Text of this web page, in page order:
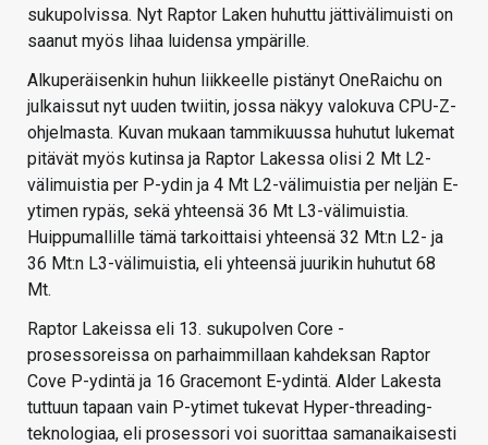
sukupolvissa. Nyt Raptor Laken huhuttu jättivälimuisti on
saanut myös lihaa luidensa ympärille.
Alkuperäisenkin huhun liikkeelle pistänyt OneRaichu on
julkaissut nyt uuden twiitin, jossa näkyy valokuva CPU-Z-
ohjelmasta. Kuvan mukaan tammikuussa huhutut lukemat
pitävät myös kutinsa ja Raptor Lakessa olisi 2 Mt L2-
välimuistia per P-ydin ja 4 Mt L2-välimuistia per neljän E-
ytimen rypäs, sekä yhteensä 36 Mt L3-välimuistia.
Huippumallille tämä tarkoittaisi yhteensä 32 Mt:n L2- ja
36 Mt:n L3-välimuistia, eli yhteensä juurikin huhutut 68
Mt.
Raptor Lakeissa eli 13. sukupolven Core -
prosessoreissa on parhaimmillaan kahdeksan Raptor
Cove P-ydintä ja 16 Gracemont E-ydintä. Alder Lakesta
tuttuun tapaan vain P-ytimet tukevat Hyper-threading-
teknologiaa, eli prosessori voi suorittaa samanaikaisesti